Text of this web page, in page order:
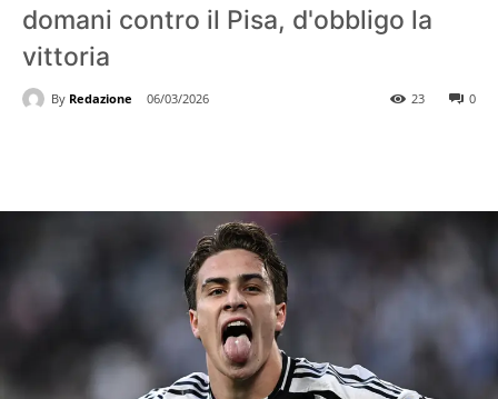
domani contro il Pisa, d'obbligo la
vittoria
By Redazione 06/03/2026 0
23